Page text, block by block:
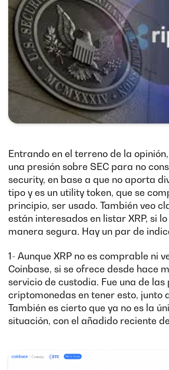
Entrando en el terreno de la
una presión sobre SEC para no
security, en base a que no aporta
tipo y es un utility token, que se
principio, ser usado. También veo
están interesados en listar XRP, si
manera segura. Hay un par de
1- Aunque XRP no es comprable ni
Coinbase, si se ofrece desde hace
servicio de custodia. Fue una de
criptomonedas en tener esto, junto a
También es cierto que ya no es la
situación, con el añadido reciente